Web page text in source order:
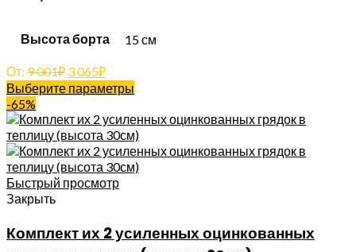
Высота борта 15 см
От: 9 001₽ 3 065₽
Выберите параметры
-65%
Быстрый просмотр
Закрыть
Комплект их 2 усиленных оцинкованных